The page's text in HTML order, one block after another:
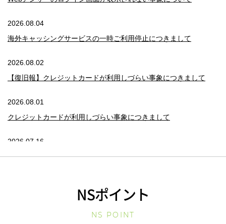
2026.08.04
海外キャッシングサービスの一時ご利用停止につきまして
2026.08.02
【復旧報】クレジットカードが利用しづらい事象につきまして
2026.08.01
クレジットカードが利用しづらい事象につきまして
2026.07.16
【復旧報】提携先Visaのシステム障害に伴う一部加盟店でのカー
NSポイント
NS POINT